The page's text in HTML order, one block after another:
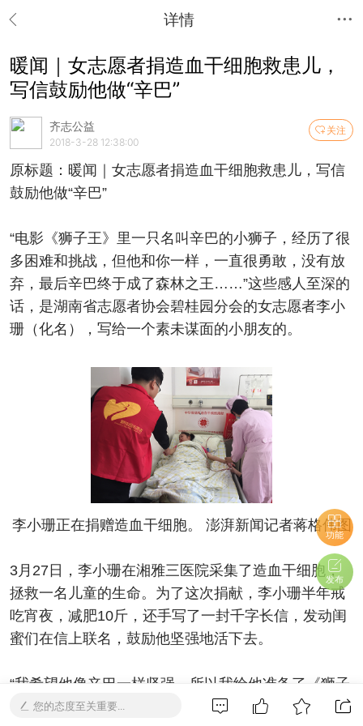
详情
暖闻｜女志愿者捐造血干细胞救患儿，
写信鼓励他做“辛巴”
关注
齐志公益
2018-3-28 12:38:00
原标题：暖闻｜女志愿者捐造血干细胞救患儿，写信
鼓励他做“辛巴”
“电影《狮子王》里一只名叫辛巴的小狮子，经历了很
多困难和挑战，但他和你一样，一直很勇敢，没有放
弃，最后辛巴终于成了森林之王……”这些感人至深的
话，是湖南省志愿者协会碧桂园分会的女志愿者李小
珊（化名），写给一个素未谋面的小朋友的。
李小珊正在捐赠造血干细胞。 澎湃新闻记者蒋格伟图
3月27日，李小珊在湘雅三医院采集了造血干细胞，
拯救一名儿童的生命。为了这次捐献，李小珊半年戒
吃宵夜，减肥10斤，还手写了一封千字长信，发动闺
蜜们在信上联名，鼓励他坚强地活下去。
“我希望他像辛巴一样坚强，所以我给他准备了《狮子
王》碟片，鼓励他勇敢地追求自己的梦想。”李小珊告
您的态度至关重要...
功能
发布